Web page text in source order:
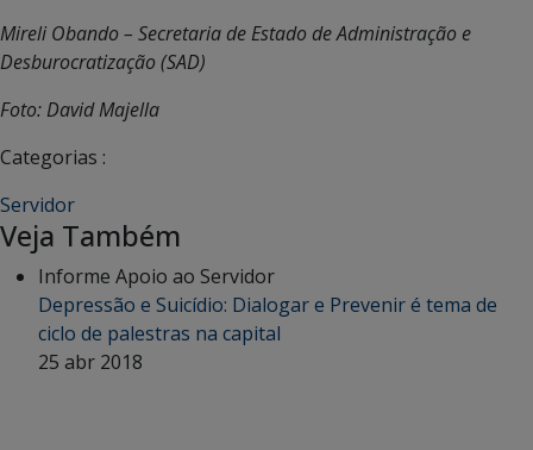
Mireli Obando – Secretaria de Estado de Administração e
Desburocratização (SAD)
Foto: David Majella
Categorias :
Servidor
Veja Também
Informe Apoio ao Servidor
Depressão e Suicídio: Dialogar e Prevenir é tema de
ciclo de palestras na capital
25 abr 2018